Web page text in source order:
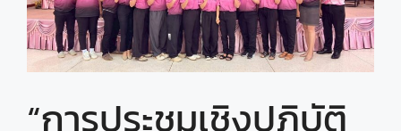
“การประชุมเชิงปฏิบัติ